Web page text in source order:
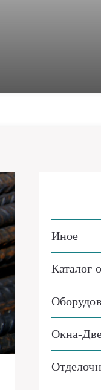
Иное
Каталог
Окна-